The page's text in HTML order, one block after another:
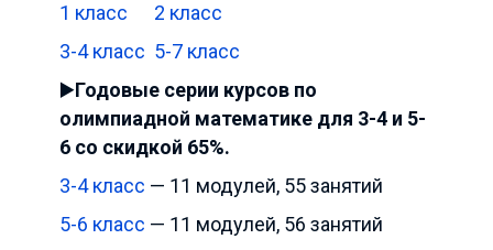
1 класс
2 класс
3-4 класс 5-7 класс
▶️Годовые серии курсов по
олимпиадной математике для 3-4 и 5-
6 со скидкой 65%.
3-4 класс — 11 модулей, 55 занятий
5-6 класс — 11 модулей, 56 занятий